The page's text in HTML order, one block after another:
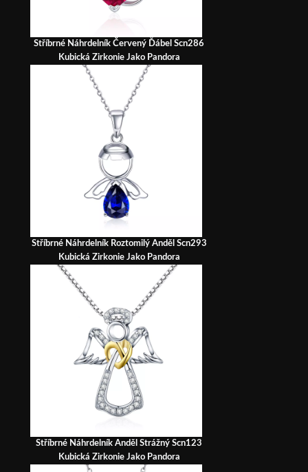
Stříbrné Náhrdelník Červený Ďábel Scn286
Kubická Zirkonie Jako Pandora
Stříbrné Náhrdelník Roztomilý Anděl Scn293
Kubická Zirkonie Jako Pandora
Stříbrné Náhrdelník Anděl Strážný Scn123
Kubická Zirkonie Jako Pandora